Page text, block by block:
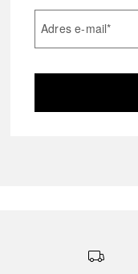
Adres e-mail*